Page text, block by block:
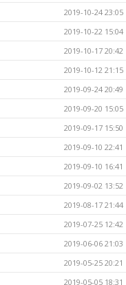
2019-10-24 23:05
2019-10-22 15:04
2019-10-17 20:42
2019-10-12 21:15
2019-09-24 20:49
2019-09-20 15:05
2019-09-17 15:50
2019-09-10 22:41
2019-09-10 16:41
2019-09-02 13:52
2019-08-17 21:44
2019-07-25 12:42
2019-06-06 21:03
2019-05-25 20:21
2019-05-05 18:31